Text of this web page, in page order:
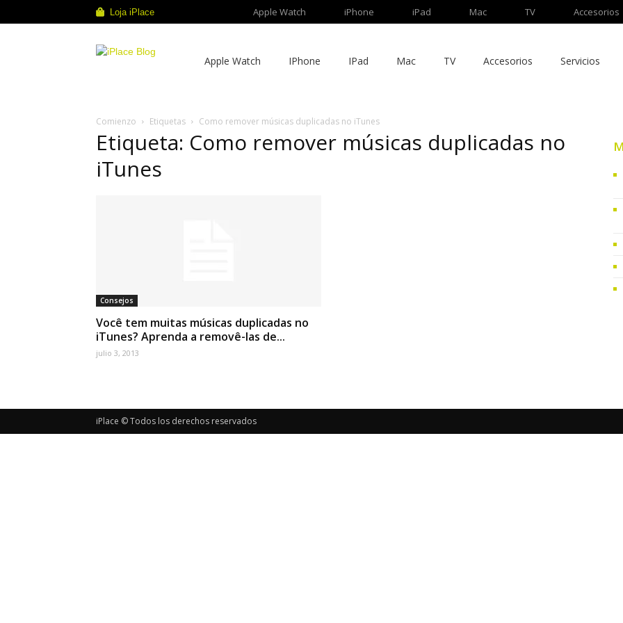
Loja iPlace Apple Watch iPhone iPad Mac TV Accesorios
Apple Watch IPhone IPad Mac TV Accesorios Servicios
Comienzo Etiquetas Como remover músicas duplicadas no iTunes
Etiqueta: Como remover músicas duplicadas no
iTunes
Consejos
Você tem muitas músicas duplicadas no
iTunes? Aprenda a removê-las de...
julio 3, 2013
iPlace © Todos los derechos reservados